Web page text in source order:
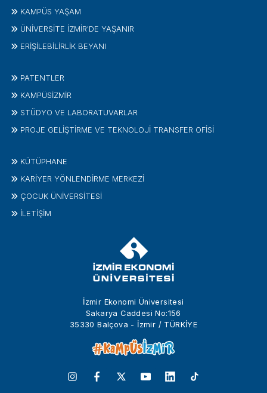
İzmir Ekonomi Üniversitesi
Sakarya Caddesi No:156
35330 Balçova - İzmir / TÜRKİYE
KAMPÜS YAŞAM
ÜNİVERSİTE İZMİR'DE YAŞANIR
ERİŞİLEBİLİRLİK BEYANI
PATENTLER
KAMPÜSİZMIR
STÜDYO VE LABORATUVARLAR
PROJE GELIŞTIRME VE TEKNOLOJI TRANSFER OFISI
KÜTÜPHANE
KARİYER YÖNLENDİRME MERKEZİ
ÇOCUK ÜNIVERSITESI
İLETIŞIM